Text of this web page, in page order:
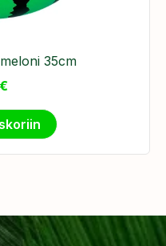
35cm
€